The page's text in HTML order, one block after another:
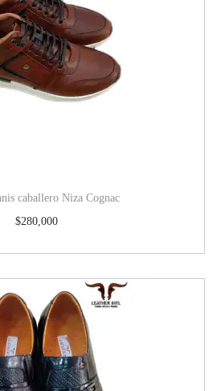
caballero Niza Cognac
$280,000